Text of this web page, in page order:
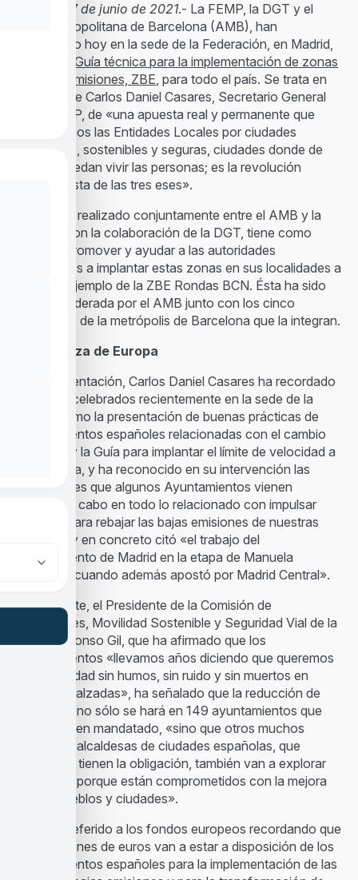
Madrid, 17 de junio de 2021.- La FEMP, la DGT y el
Área Metropolitana de Barcelona (AMB), han
presentado hoy en la sede de la Federación, en Madrid,
Guía técnica para la implementación de zonas
de bajas emisiones, ZBE, para todo el país. Se trata en
palabras de Carlos Daniel Casares, Secretario General
de la FEMP, de «una apuesta real y permanente que
mantenemos las Entidades Locales por ciudades
saludables, sostenibles y seguras, ciudades donde de
verdad puedan vivir las personas; es la revolución
Municipalista de las tres eses».
El manual, realizado conjuntamente entre el AMB y la
FEMP y con la colaboración de la DGT, tiene como
objetivo promover y ayudar a las autoridades
municipales a implantar estas zonas en sus localidades a
partir del ejemplo de la ZBE Rondas BCN. Ésta ha sido
creada y liderada por el AMB junto con los cinco
municipios de la metrópolis de Barcelona que la integran.
A la cabeza de Europa
En la presentación, Carlos Daniel Casares ha recordado
los actos celebrados recientemente en la sede de la
FEMP, como la presentación de buenas prácticas de
Ayuntamientos españoles relacionadas con el cambio
climático y la Guía para implantar el límite de velocidad a
30 km hora, y ha reconocido en su intervención las
actuaciones que algunos Ayuntamientos vienen
llevando a cabo en todo lo relacionado con impulsar
medidas para rebajar las bajas emisiones de nuestras
ciudades y en concreto citó «el trabajo del
Ayuntamiento de Madrid en la etapa de Manuela
Carmena, cuando además apostó por Madrid Central».
Por su parte, el Presidente de la Comisión de
Transportes, Movilidad Sostenible y Seguridad Vial de la
FEMP, Alfonso Gil, que ha afirmado que los
Ayuntamientos «llevamos años diciendo que queremos
una movilidad sin humos, sin ruido y sin muertos en
nuestras calzadas», ha señalado que la reducción de
emisiones no sólo se hará en 149 ayuntamientos que
hoy lo tienen mandatado, «sino que otros muchos
alcaldes y alcaldesas de ciudades españolas, que
incluso no tienen la obligación, también van a explorar
estas vías porque están comprometidos con la mejora
de sus pueblos y ciudades».
Gil se ha referido a los fondos europeos recordando que
1.500 millones de euros van a estar a disposición de los
Ayuntamientos españoles para la implementación de las